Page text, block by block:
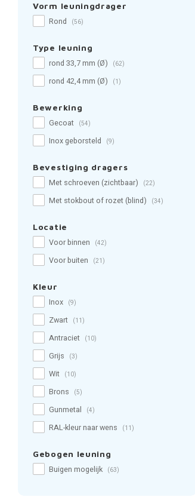
Vorm leuningdrager
Rond (56)
Type leuning
rond 33,7 mm (Ø) (62)
rond 42,4 mm (Ø) (1)
Bewerking
Gecoat (54)
Inox geborsteld (9)
Bevestiging dragers
Met schroeven (zichtbaar) (22)
Met stokbout of rozet (blind) (34)
Locatie
Voor binnen (42)
Voor buiten (21)
Kleur
Inox (9)
Zwart (11)
Antraciet (10)
Grijs (3)
Wit (10)
Brons (5)
Gunmetal (4)
RAL-kleur naar wens (11)
Gebogen leuning
Buigen mogelijk (63)